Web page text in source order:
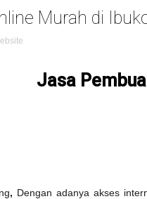
Murah di
Jasa
, Dengan adanya akses